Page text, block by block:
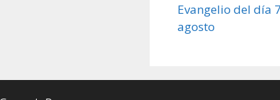
Evangelio del día
agosto